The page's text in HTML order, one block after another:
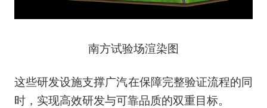
南方试验场渲染图
这些研发设施支撑广汽在保障完整验证流程的同
时，实现高效研发与可靠品质的双重目标。